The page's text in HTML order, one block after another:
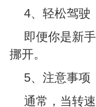
4、轻松驾驶
即便你是新
挪开。
5、注意事项
通常，当转